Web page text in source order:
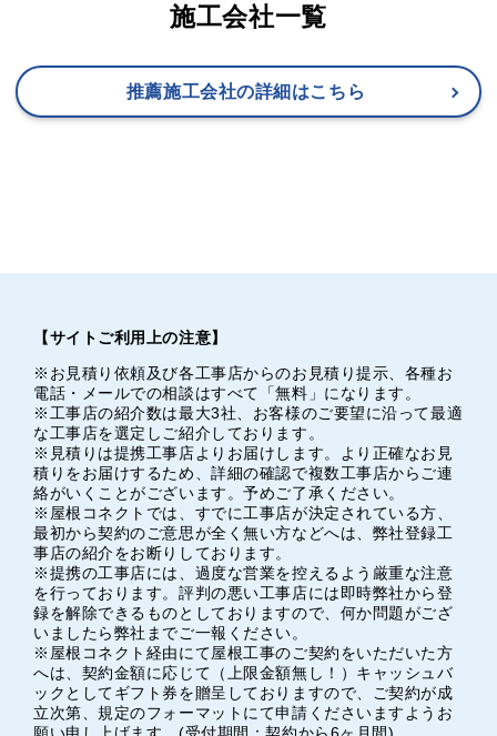
施工会社一覧
推薦施工会社の詳細はこちら
【サイトご利用上の注意】
※お見積り依頼及び各工事店からのお見積り提示、各種お
電話・メールでの相談はすべて「無料」になります。
※工事店の紹介数は最大3社、お客様のご要望に沿って最適
な工事店を選定しご紹介しております。
※見積りは提携工事店よりお届けします。より正確なお見
積りをお届けするため、詳細の確認で複数工事店からご連
絡がいくことがございます。予めご了承ください。
※屋根コネクトでは、すでに工事店が決定されている方、
最初から契約のご意思が全く無い方などへは、弊社登録工
事店の紹介をお断りしております。
※提携の工事店には、過度な営業を控えるよう厳重な注意
を行っております。評判の悪い工事店には即時弊社から登
録を解除できるものとしておりますので、何か問題がござ
いましたら弊社までご一報ください。
※屋根コネクト経由にて屋根工事のご契約をいただいた方
へは、契約金額に応じて（上限金額無し！）キャッシュバ
ックとしてギフト券を贈呈しておりますので、ご契約が成
立次第、規定のフォーマットにて申請くださいますようお